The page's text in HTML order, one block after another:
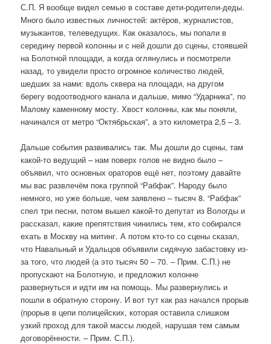
С.П. Я вообще видел семью в составе дети-родители-деды.
Много было известных личностей: актёров, журналистов,
музыкантов, телеведущих. Как оказалось, мы попали в
середину первой колонны и с ней дошли до сцены, стоявшей
на Болотной площади, а когда оглянулись и посмотрели
назад, то увидели просто огромное количество людей,
шедших за нами: вдоль сквера на площади, на другом
берегу водоотводного канала и дальше, мимо “Ударника”, по
Малому каменному мосту. Хвост колонны, как мы поняли,
начинался от метро “Октябрьская”, а это километра 2,5 – 3.
Дальше события развивались так. Мы дошли до сцены, там
какой-то ведущий – нам поверх голов не видно было –
объявил, что основных ораторов ещё нет, поэтому давайте
мы вас развлечём пока группой “Рабфак”. Народу было
немного, но уже больше, чем заявлено – тысяч 8. “Рабфак”
спел три песни, потом вышел какой-то депутат из Вологды и
рассказал, какие препятствия чинились тем, кто собирался
ехать в Москву на митинг. А потом кто-то со сцены сказал,
что Навальный и Удальцов объявили сидячую забастовку из-
за того, что людей (а это тысяч 50 – 70. – Прим. С.П.) не
пропускают на Болотную, и предложил колонне
развернуться и идти им на помощь. Мы развернулись и
пошли в обратную сторону. И вот тут как раз начался прорыв
(прорыв в цепи полицейских, которая оставила слишком
узкий проход для такой массы людей, нарушая тем самым
договорённости. – Прим. С.П.).